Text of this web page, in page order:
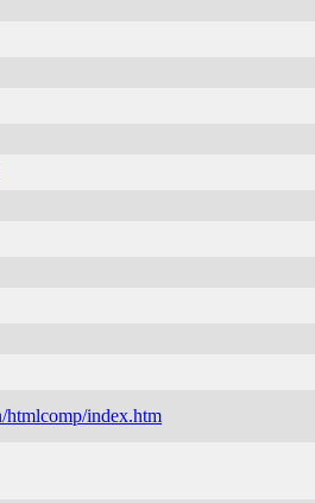
htmlcomp/index.htm